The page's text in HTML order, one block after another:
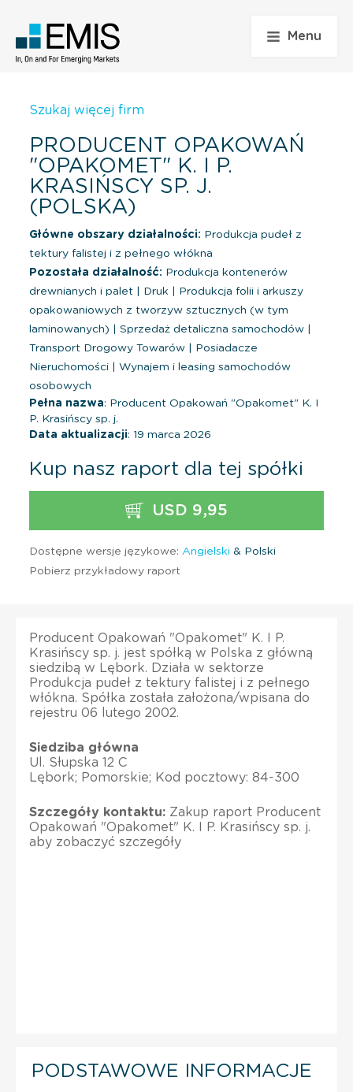
Menu
Szukaj więcej firm
PRODUCENT OPAKOWAŃ
"OPAKOMET" K. I P.
KRASIŃSCY SP. J.
(POLSKA)
Główne obszary działalności: Produkcja pudeł z
tektury falistej i z pełnego włókna
Pozostała działalność: Produkcja kontenerów
drewnianych i palet
Druk
Produkcja folii i arkuszy
opakowaniowych z tworzyw sztucznych (w tym
laminowanych)
Sprzedaż detaliczna samochodów
Transport Drogowy Towarów
Posiadacze
Nieruchomości
Wynajem i leasing samochodów
osobowych
Pełna nazwa: Producent Opakowań "Opakomet" K. I
P. Krasińscy sp. j.
Data aktualizacji: 19 marca 2026
Kup nasz raport dla tej spółki
USD 9,95
Dostępne wersje językowe: Angielski & Polski
Pobierz przykładowy raport
Producent Opakowań "Opakomet" K. I P.
Krasińscy sp. j. jest spółką w Polska z główną
siedzibą w Lębork. Działa w sektorze
Produkcja pudeł z tektury falistej i z pełnego
włókna. Spółka została założona/wpisana do
rejestru 06 lutego 2002.
Siedziba główna
Ul. Słupska 12 C
Lębork; Pomorskie; Kod pocztowy: 84-300
Szczegóły kontaktu: Zakup raport Producent
Opakowań "Opakomet" K. I P. Krasińscy sp. j.
aby zobaczyć szczegóły
PODSTAWOWE INFORMACJE